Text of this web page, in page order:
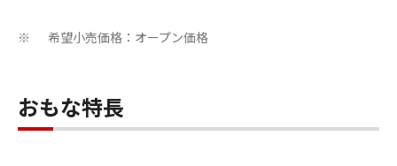
※ 希望小売価格：オープン価格
おもな特長